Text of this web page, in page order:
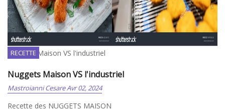
Nuggets Maison VS l'industriel
RECETTE
Nuggets Maison VS l'industriel
Mastroianni CesareAvr 02, 2024
Recette des NUGGETS MAISON